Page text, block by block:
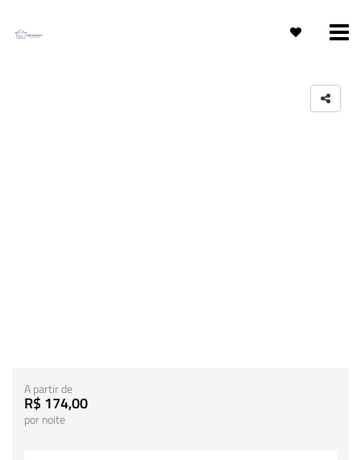
A partir de
R$ 174,00
por noite